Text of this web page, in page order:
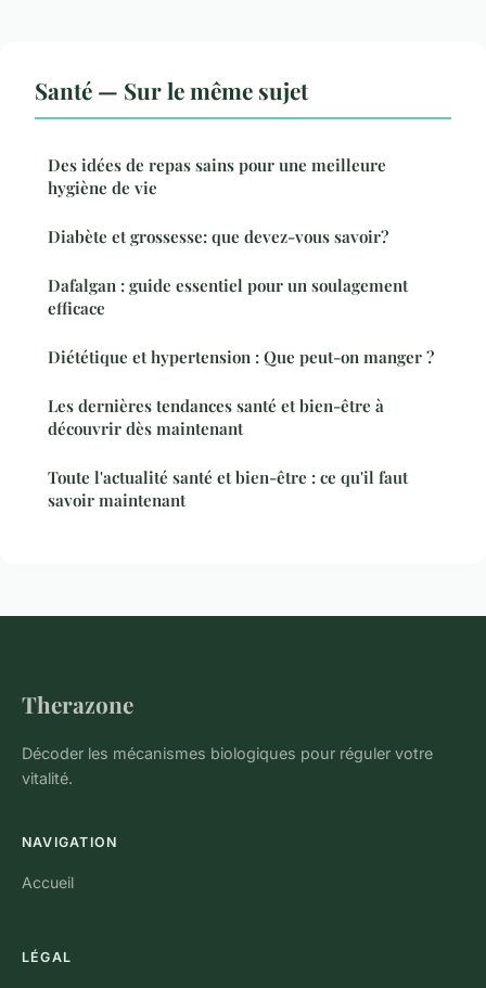
Santé — Sur le même sujet
Des idées de repas sains pour une meilleure
hygiène de vie
Diabète et grossesse: que devez-vous savoir?
Dafalgan : guide essentiel pour un soulagement
efficace
Diététique et hypertension : Que peut-on manger ?
Les dernières tendances santé et bien-être à
découvrir dès maintenant
Toute l'actualité santé et bien-être : ce qu'il faut
savoir maintenant
Therazone
Décoder les mécanismes biologiques pour réguler votre
vitalité.
NAVIGATION
Accueil
LÉGAL